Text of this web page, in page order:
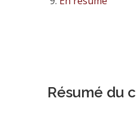
Résumé du